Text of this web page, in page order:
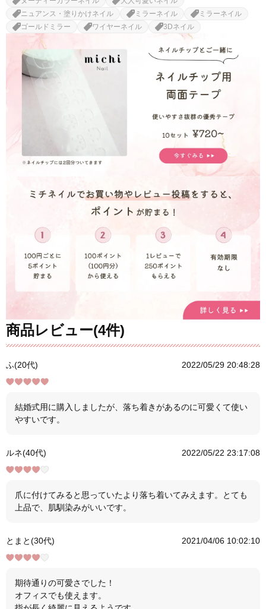
ニュアンス・塗りかけネイル
ミラーネイル
ミラーネイル
ゴールドミラー
ワイヤーネイル 3Dネイル
商品レビュー(4件)
ふ(20代) 2022/05/29 20:48:28
結婚式用に購入しましたが、落ち着きがあるのに可愛くて使い
やすいです。
ルネ(40代) 2022/05/22 23:17:08
爪に付けてみると思っていたより落ち着いてみえます。とても
上品で、肌馴染みがいいです。
とまと(30代) 2021/04/06 10:02:10
期待通りの可愛さでした！
オフィスでも使えます。